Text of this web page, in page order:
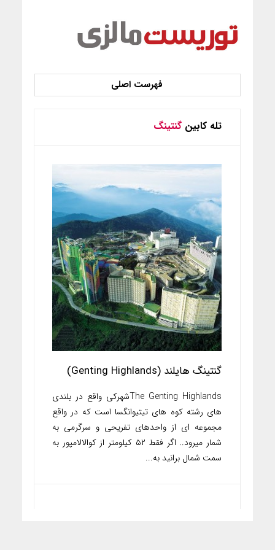
تله کابین گنتینگ
گنتینگ هایلند (Genting Highlands)
The Genting Highlandsشهرکی واقع در بلندی
های رشته کوه های تیتیوانگسا است که در واقع
مجموعه ای از واحدهای تفریحی و سرگرمی به
شمار میرود.. اگر فقط ۵۲ کیلومتر از کوالالامپور به
سمت شمال برانید به...